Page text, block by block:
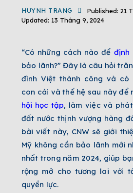
HUYNH TRANG Published: 21
Updated: 13 Tháng 9, 2024
“Có những cách nào để định
bảo lãnh?” Đây là câu hỏi
đình Việt thành công và có
con cái và thế hệ sau này để
hội học tập, làm việc và
đất nước thịnh vượng hàng
bài viết này, CNW sẽ giới
Mỹ không cần bảo lãnh mới
nhất trong năm 2024, giúp
rộng mở cho tương lai với
quyền lực.